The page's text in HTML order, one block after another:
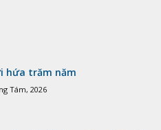
hứa trăm năm
Tám, 2026